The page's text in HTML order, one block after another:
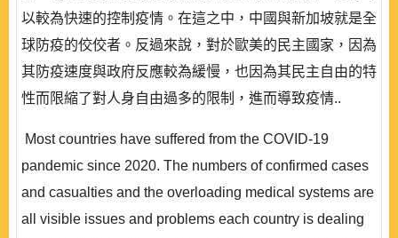
以較為快速的控制疫情。在這之中，中國與新加坡就是全
球防疫的佼佼者。反過來說，對於歐美的民主國家，因為
其防疫速度與政府反應較為緩慢，也因為其民主自由的特
性而限縮了對人身自由過多的限制，進而導致疫情..
Most countries have suffered from the COVID-19
pandemic since 2020. The numbers of confirmed cases
and casualties and the overloading medical systems are
all visible issues and problems each country is dealing